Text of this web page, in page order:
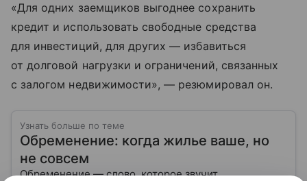
«Для одних заемщиков выгоднее сохранить
кредит и использовать свободные средства
для инвестиций, для других — избавиться
от долговой нагрузки и ограничений, связанных
с залогом недвижимости», — резюмировал он.
Узнать больше по теме
Обременение: когда жилье ваше, но
не совсем
Обременение — слово, которое звучит